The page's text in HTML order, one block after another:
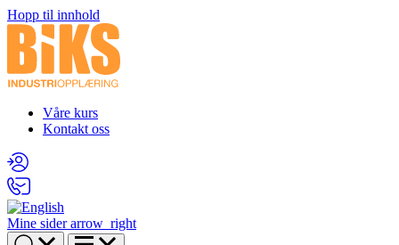
Hopp til innhold
Våre kurs
Kontakt oss
Mine sider arrow_right